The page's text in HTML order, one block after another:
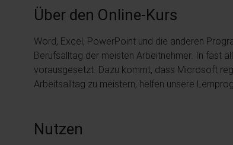
Über den Online-Kurs
Word, Excel, PowerPoint und die anderen
Berufsalltag der meisten Arbeitnehmer. In fast
vorausgesetzt. Dazu kommt, dass Microsoft
Arbeitsalltag zu meistern, helfen unsere
Nutzen